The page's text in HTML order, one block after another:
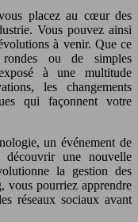
placez au cœur des
Vous pouvez ainsi
à venir. Que ce
ou de simples
à une multitude
les changements
qui façonnent votre
un événement de
une nouvelle
la gestion des
vous pourriez apprendre
réseaux sociaux avant